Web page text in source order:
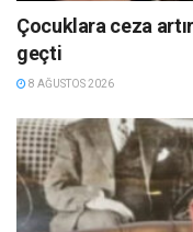
Çocuklara ceza
geçti
8 AĞUSTOS 2026